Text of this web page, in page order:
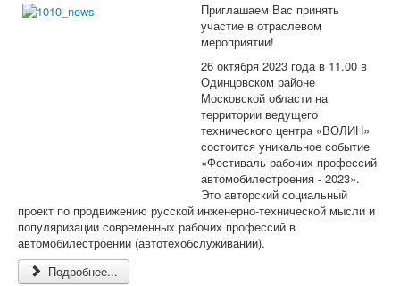
Приглашаем Вас принять
участие в отраслевом
мероприятии!
26 октября 2023 года в 11.00 в
Одинцовском районе
Московской области на
территории ведущего
технического центра «ВОЛИН»
состоится уникальное событие
«Фестиваль рабочих профессий
автомобилестроения - 2023».
Это авторский социальный
проект по продвижению русской инженерно-технической мысли и
популяризации современных рабочих профессий в
автомобилестроении (автотехобслуживании).
Подробнее...